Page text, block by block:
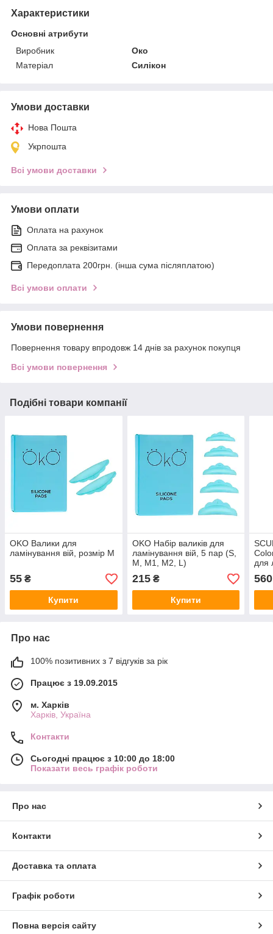
Характеристики
Основні атрибути
Виробник
Око
Матеріал
Силікон
Умови доставки
Нова Пошта
Укрпошта
Всі умови доставки
Умови оплати
Оплата на рахунок
Оплата за реквізитами
Передоплата 200грн. (інша сума післяплатою)
Всі умови оплати
Умови повернення
Повернення товару впродовж 14 днів за рахунок покупця
Всі умови повернення
Подібні товари компанії
OKO Валики для
ламінування вій, розмір M
55 ₴
Купити
OKO Набір валиків для
ламінування вій, 5 пар (S,
M, M1, M2, L)
215₴
Купити
для
560
Про нас
100% позитивних з 7 відгуків за рік
Працює з 19.09.2015
м. Харків
Харків, Україна
Контакти
Сьогодні працює з 10:00 до 18:00
Показати весь графік роботи
Про нас
Контакти
Доставка та оплата
Графік роботи
Повна версія сайту